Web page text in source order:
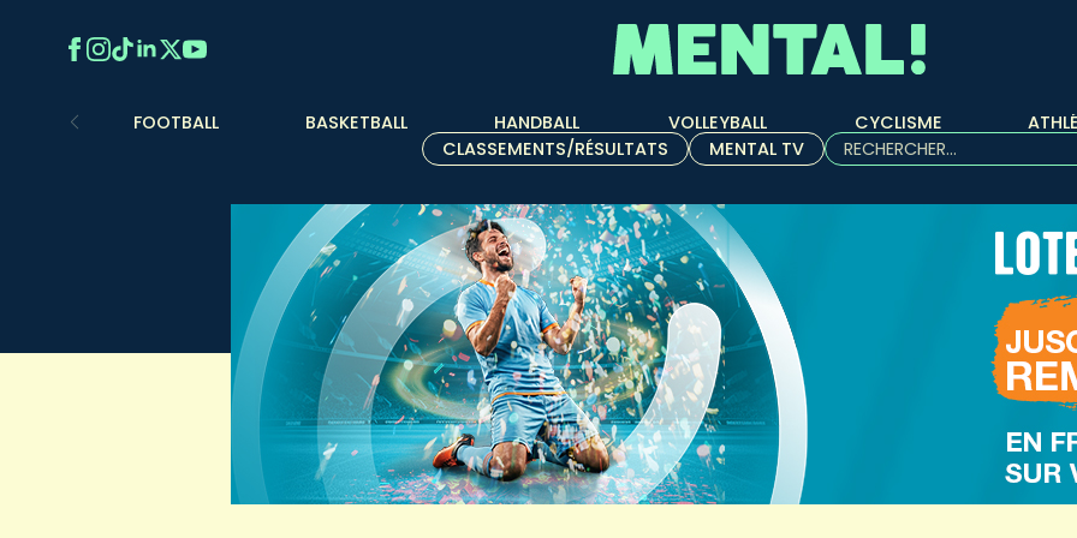
FOOTBALL BASKETBALL HANDBALL VOLLEYBALL CYCLISME
CLASSEMENTS/RÉSULTATS
MENTAL TV
Rechercher :